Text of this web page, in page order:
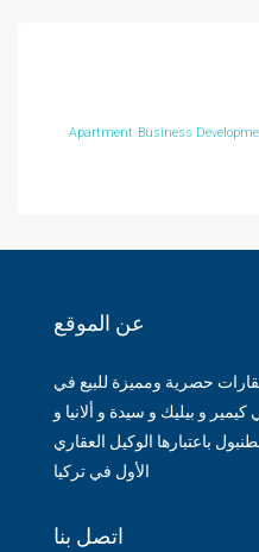
Apartment Business
عن الموقع
حصرية ومميزة للبيع في
و بيليك و سيدة و ألانيا و
باعتبارها الوكيل العقاري
الأول في تركيا
اتصل بنا